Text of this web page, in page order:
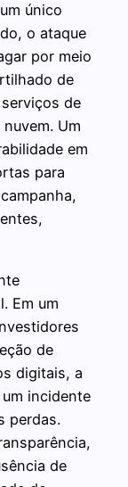
único
o ataque
por meio
de
de
Um
em
para
Em um
de
digitais, a
incidente
perdas.
de